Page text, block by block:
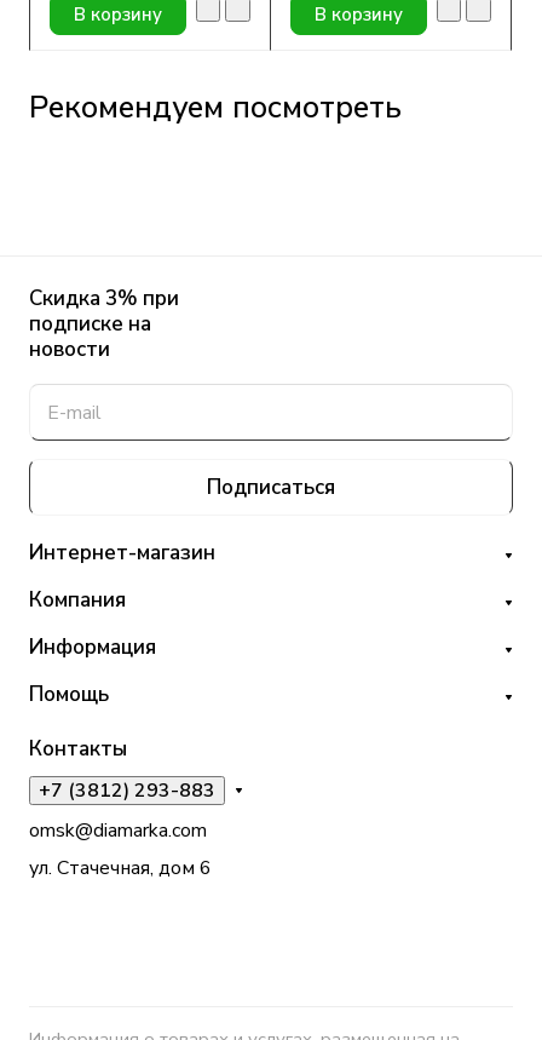
В корзину В корзину
Рекомендуем посмотреть
Скидка 3% при
подписке на
новости
Подписаться
Интернет-магазин
Компания
Информация
Помощь
Контакты
+7 (3812) 293-883
omsk@diamarka.com
ул. Стачечная, дом 6